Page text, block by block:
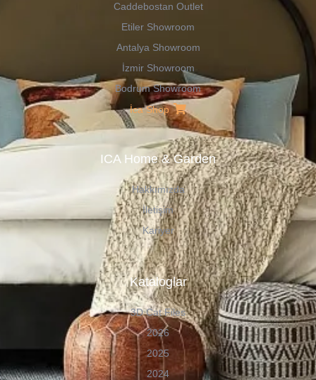
Caddebostan Outlet
Etiler Showroom
Antalya Showroom
İzmir Showroom
Bodrum Showroom
İca Shop
ICA Home & Garden
Hakkımızda
İletişim
Kariyer
Kataloglar
3D Cat Files
2026
2025
2024